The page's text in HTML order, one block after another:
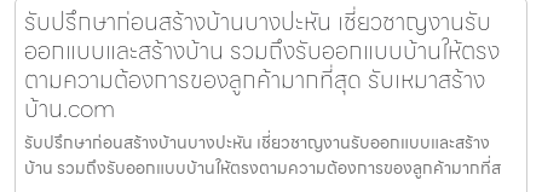
รับปรึกษาก่อนสร้างบ้านบางปะหัน เชี่ยวชาญงานรับ
ออกแบบและสร้างบ้าน รวมถึงรับออกแบบบ้านให้ตรง
ตามความต้องการของลูกค้ามากที่สุด รับเหมาสร้าง
บ้าน.com
รับปรึกษาก่อนสร้างบ้านบางปะหัน เชี่ยวชาญงานรับออกแบบและสร้าง
บ้าน รวมถึงรับออกแบบบ้านให้ตรงตามความต้องการของลูกค้ามากที่ส